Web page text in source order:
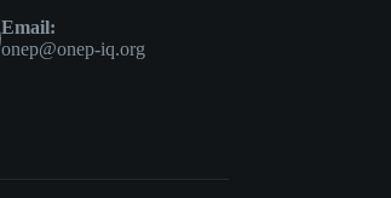
Email:
onep@onep-iq.org